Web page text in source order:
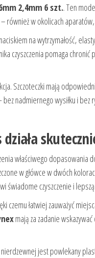
2,4mm 6 szt.. Ten
również w okolicach
na wytrzymałość,
czyszczenia pomaga chronić
Szczoteczki mają
nadmiernego wysiłku i bez
właściwego dopasowania
w główce w dwóch
świadome czyszczenie i
czemu łatwiej zauważyć
mają za zadanie
jest powlekany